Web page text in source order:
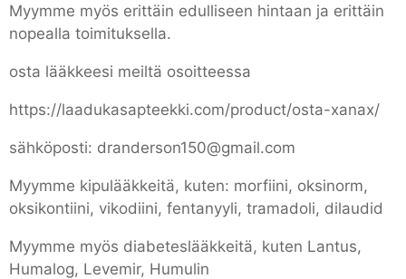
Myymme myös erittäin edulliseen hintaan ja erittäin
nopealla toimituksella.
osta lääkkeesi meiltä osoitteessa
https://laadukasapteekki.com/product/osta-xanax/
sähköposti: dranderson150@gmail.com
Myymme kipulääkkeitä, kuten: morfiini, oksinorm,
oksikontiini, vikodiini, fentanyyli, tramadoli, dilaudid
Myymme myös diabeteslääkkeitä, kuten Lantus,
Humalog, Levemir, Humulin